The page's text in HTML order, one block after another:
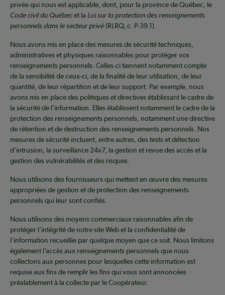
privée qui nous est applicable, dont, pour la province de Québec, le
Code civil du Québecet la Loi sur la protection des renseignements
personnels dans le secteur privé(RLRQ, c. P-39.1).
Nous avons mis en place des mesures de sécurité techniques,
administratives et physiques raisonnables pour protéger vos
renseignements personnels. Celles-ci tiennent notamment compte
de la sensibilité de ceux-ci, de la finalité de leur utilisation, de leur
quantité, de leur répartition et de leur support. Par exemple, nous
avons mis en place des politiques et directives établissant le cadre de
la sécurité de l’information. Elles établissent notamment le cadre de la
protection des renseignements personnels, notamment une directive
de rétention et de destruction des renseignements personnels. Nos
mesures de sécurité incluent, entre autres, des tests et détection
d’intrusion, la surveillance 24x7, la gestion et revue des accès et la
gestion des vulnérabilités et des risques.
Nous utilisons des fournisseurs qui mettent en œuvre des mesures
appropriées de gestion et de protection des renseignements
personnels qui leur sont confiés.
Nous utilisons des moyens commerciaux raisonnables afin de
protéger l’intégrité de notre site Web et la confidentialité de
l’information recueillie par quelque moyen que ce soit. Nous limitons
également l’accès aux renseignements personnels que nous
collectons aux personnes pour lesquelles cette information est
requise aux fins de remplir les fins qui vous sont annoncées
préalablement à la collecte par le Coopérateur.